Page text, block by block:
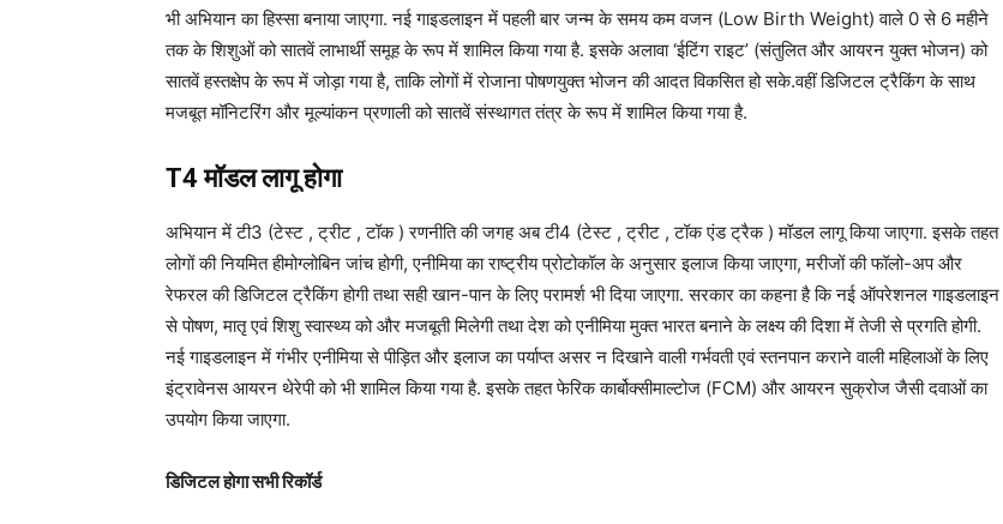
भी अभियान का हिस्सा बनाया जाएगा. नई गाइडलाइन में पहली बार जन्म के समय कम वजन (Low Birth Weight) वाले 0 से 6 महीने
तक के शिशुओं को सातवें लाभार्थी समूह के रूप में शामिल किया गया है. इसके अलावा ‘ईटिंग राइट’ (संतुलित और आयरन युक्त भोजन) को
सातवें हस्तक्षेप के रूप में जोड़ा गया है, ताकि लोगों में रोजाना पोषणयुक्त भोजन की आदत विकसित हो सके.वहीं डिजिटल ट्रैकिंग के साथ
मजबूत मॉनिटरिंग और मूल्यांकन प्रणाली को सातवें संस्थागत तंत्र के रूप में शामिल किया गया है.
T4 मॉडल लागू होगा
अभियान में टी3 (टेस्ट , ट्रीट , टॉक ) रणनीति की जगह अब टी4 (टेस्ट , ट्रीट , टॉक एंड ट्रैक ) मॉडल लागू किया जाएगा. इसके तहत
लोगों की नियमित हीमोग्लोबिन जांच होगी, एनीमिया का राष्ट्रीय प्रोटोकॉल के अनुसार इलाज किया जाएगा, मरीजों की फॉलो-अप और
रेफरल की डिजिटल ट्रैकिंग होगी तथा सही खान-पान के लिए परामर्श भी दिया जाएगा. सरकार का कहना है कि नई ऑपरेशनल गाइडलाइन
से पोषण, मातृ एवं शिशु स्वास्थ्य को और मजबूती मिलेगी तथा देश को एनीमिया मुक्त भारत बनाने के लक्ष्य की दिशा में तेजी से प्रगति होगी.
नई गाइडलाइन में गंभीर एनीमिया से पीड़ित और इलाज का पर्याप्त असर न दिखाने वाली गर्भवती एवं स्तनपान कराने वाली महिलाओं के लिए
इंट्रावेनस आयरन थेरेपी को भी शामिल किया गया है. इसके तहत फेरिक कार्बोक्सीमाल्टोज (FCM) और आयरन सुक्रोज जैसी दवाओं का
उपयोग किया जाएगा.
डिजिटल होगा सभी रिकॉर्ड